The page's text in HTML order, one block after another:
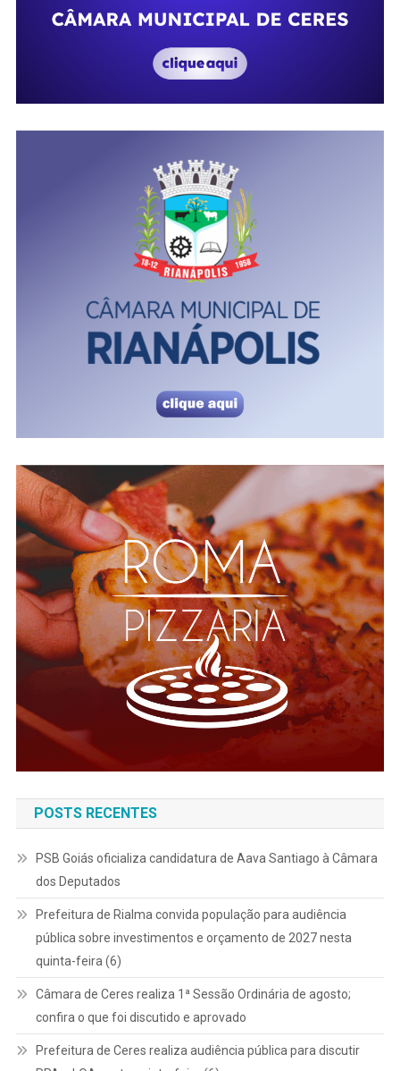
POSTS RECENTES
PSB Goiás oficializa candidatura de Aava Santiago à Câmara
dos Deputados
Prefeitura de Rialma convida população para audiência
pública sobre investimentos e orçamento de 2027 nesta
quinta-feira (6)
Câmara de Ceres realiza 1ª Sessão Ordinária de agosto;
confira o que foi discutido e aprovado
Prefeitura de Ceres realiza audiência pública para discutir